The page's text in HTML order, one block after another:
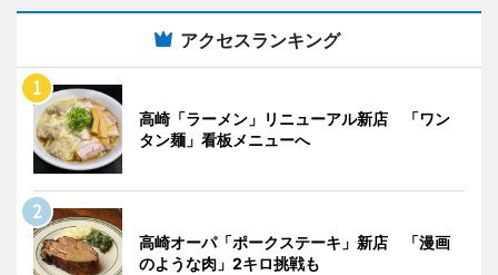
アクセスランキング
高崎「ラーメン」リニューアル新店 「ワン
タン麺」看板メニューへ
高崎オーパ「ポークステーキ」新店 「漫画
のような肉」2キロ挑戦も